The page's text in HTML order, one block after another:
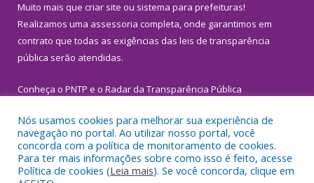
Muito mais que criar site ou sistema para prefeituras!
Realizamos uma assessoria completa, onde garantimos em
contrato que todas as exigências das leis de transparência
pública serão atendidas.
Conheça o PNTP e o Radar da Transparência Pública
Todos os direitos reservados a Prefeitura Municipal de
Inhangapi.
Nós usamos cookies para melhorar sua experiência de
navegação no portal. Ao utilizar nosso portal, você
concorda com a política de monitoramento de cookies.
Para ter mais informações sobre como isso é feito, acesse
Política de cookies (Leia mais). Se você concorda, clique em